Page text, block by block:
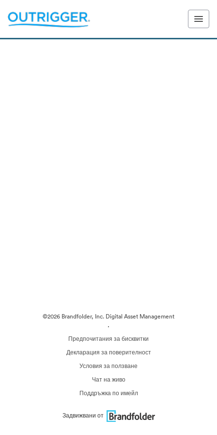
©2026 Brandfolder, Inc. Digital Asset Management
·
Предпочитания за бисквитки
Декларация за поверителност
Условия за ползване
Чат на живо
Поддръжка по имейл
Задвижвани от